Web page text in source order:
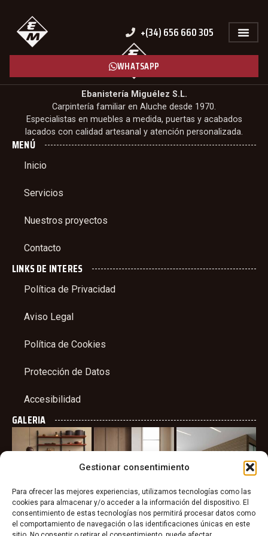
Gestionar consentimiento
Para ofrecer las mejores experiencias, utilizamos tecnologías como las
cookies para almacenar y/o acceder a la información del dispositivo. El
consentimiento de estas tecnologías nos permitirá procesar datos como
el comportamiento de navegación o las identificaciones únicas en este
+(34) 656 660 305
WHATSAPP
Ebanistería Miguélez S.L.
Carpintería familiar en Aluche desde 1970.
Especialistas en muebles a medida, puertas y acabados
lacados con calidad artesanal y atención personalizada.
MENÚ
Inicio
Servicios
Nuestros proyectos
Contacto
LINKS DE INTERES
Política de Privacidad
Aviso Legal
Política de Cookies
Protección de Datos
Accesibilidad
GALERIA